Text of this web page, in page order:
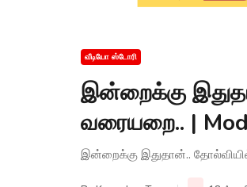
வீடியோ ஸ்டோரி
இன்றைக்கு
வரையறை.. |
இன்றைக்கு இதுதான்.. தோல்வியில்